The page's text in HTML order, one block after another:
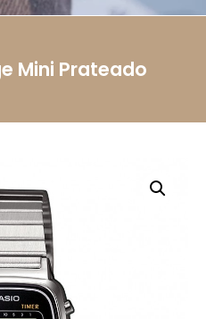
Mini Prateado